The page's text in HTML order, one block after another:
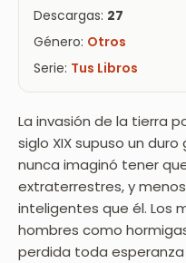
Descargas: 27
Género: Otros
Serie: Tus Libros
La invasión de la tierra
siglo XIX supuso un
nunca imaginó tener
extraterrestres, y
inteligentes que él. Los
hombres como
perdida toda